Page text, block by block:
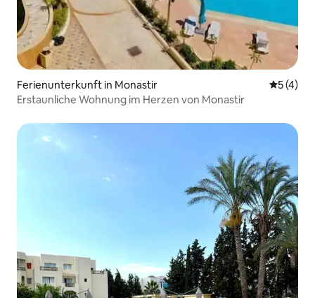
Ferienunterkunft in Monastir
5 (4)
Erstaunliche Wohnung im Herzen von Monastir